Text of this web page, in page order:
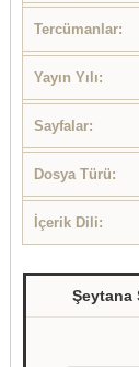
Tercümanlar:
Yayın Yılı:
Sayfalar:
Dosya Türü:
İçerik Dili:
Şeytana